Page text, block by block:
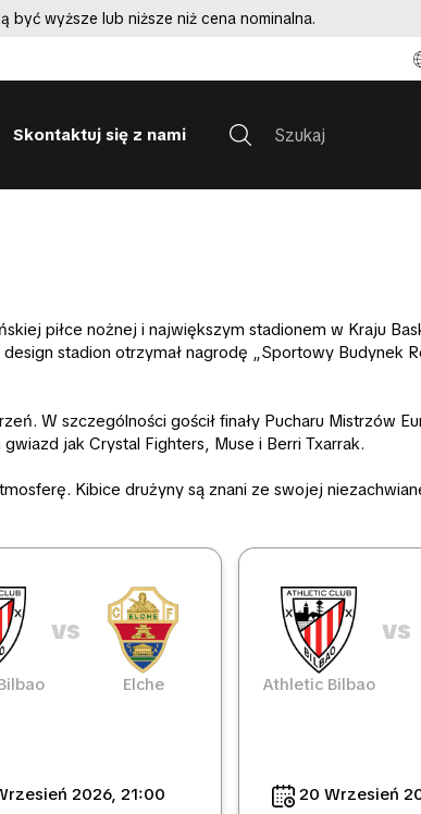
wyższe lub niższe niż cena nominalna.
Skontaktuj się z nami
piłce nożnej i największym stadionem w Kraju
stadion otrzymał nagrodę „Sportowy Budynek
W szczególności gościł finały Pucharu Mistrzów
jak Crystal Fighters, Muse i Berri Txarrak.
Kibice drużyny są znani ze swojej
vs
Elche
2026, 21:00
Athletic Bilbao
vs
20 Wrzesień